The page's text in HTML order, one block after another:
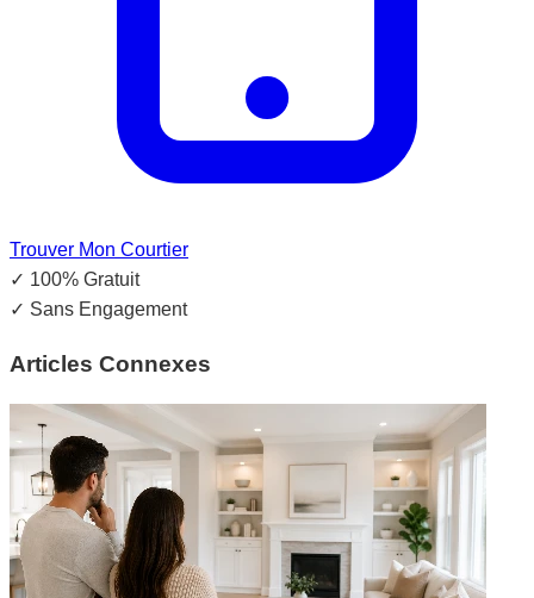
Trouver Mon Courtier
✓ 100% Gratuit
✓ Sans Engagement
Articles Connexes